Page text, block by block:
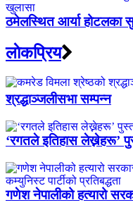
ठमेलस्थित आर्या होटलका
लाेकप्रिय
श्रद्धाञ्जलीसभा सम्पन्न
‘रगतले इतिहास लेख्नेहरू’
गणेश नेपालीको हत्यारो